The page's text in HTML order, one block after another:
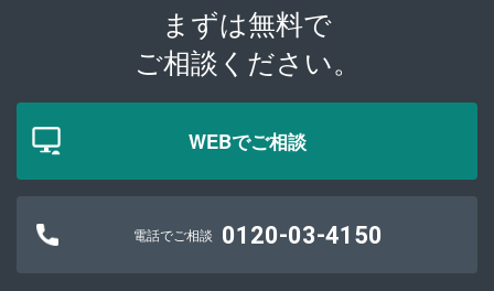
まずは無料で
ご相談ください。
WEBでご相談
電話でご相談 0120-03-4150